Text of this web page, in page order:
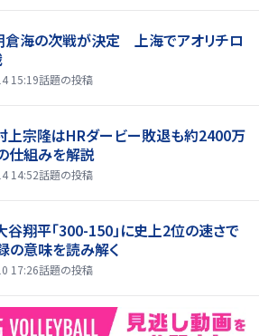
朝倉海の次戦が決定 上海でアオリチロ
15:19話題の投稿
村上宗隆はHRダービー敗退も約2400万
仕組みを解説
14:52話題の投稿
谷翔平「300-150」に史上2位の速さで
の意味を読み解く
17:26話題の投稿